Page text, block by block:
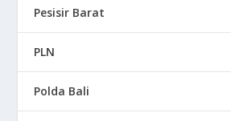
Pesisir Barat
PLN
Polda Bali